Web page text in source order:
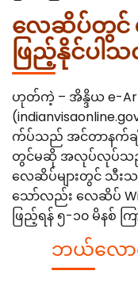
လေဆိပ်တွင်
ဖြည့်နိုင်ပါသ
ဟုတ်ကဲ့ – အိန္ဒိယ e-
က်ပ်သည် အင်တာနက်
တွင်မဆို အလုပ်လုပ်သည်
လေဆိပ်များတွင် သီးသ
သော်လည်း လေဆိပ်
ဖြည့်ရန် ၅-၁၀ မိနစ်
ဘယ်လော